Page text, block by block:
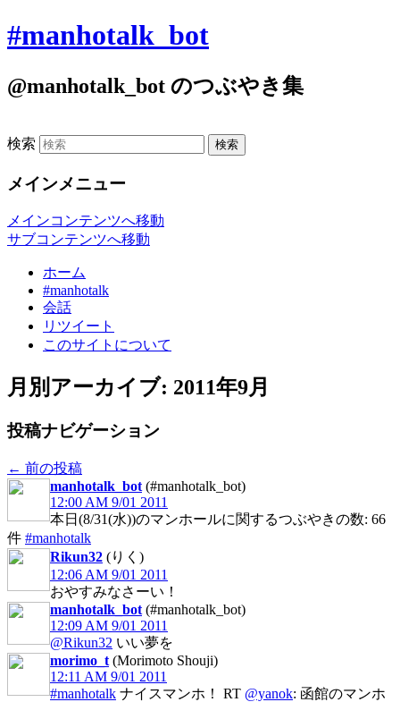
#manhotalk_bot
@manhotalk_bot のつぶやき集
検索
メインメニュー
メインコンテンツへ移動
サブコンテンツへ移動
ホーム
#manhotalk
会話
リツイート
このサイトについて
月別アーカイブ: 2011年9月
投稿ナビゲーション
← 前の投稿
manhotalk_bot (#manhotalk_bot)
12:00 AM 9/01 2011
本日(8/31(水))のマンホールに関するつぶやきの数: 66
件 #manhotalk
Rikun32 (りく)
12:06 AM 9/01 2011
おやすみなさーい！
manhotalk_bot (#manhotalk_bot)
12:09 AM 9/01 2011
@Rikun32 いい夢を
morimo_t (Morimoto Shouji)
12:11 AM 9/01 2011
#manhotalk ナイスマンホ！ RT @yanok: 函館のマンホ